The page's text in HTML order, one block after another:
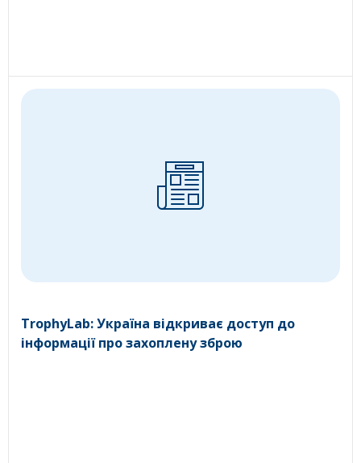
TrophyLab: Україна відкриває доступ до
інформації про захоплену зброю